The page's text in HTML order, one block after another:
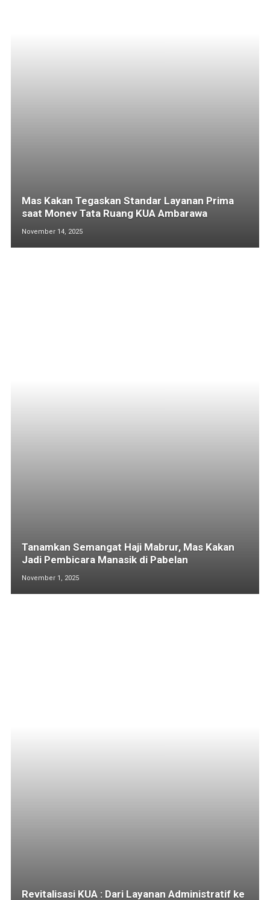
Mas Kakan Tegaskan Standar Layanan Prima
saat Monev Tata Ruang KUA Ambarawa
November 14, 2025
Tanamkan Semangat Haji Mabrur, Mas Kakan
Jadi Pembicara Manasik di Pabelan
November 1, 2025
Revitalisasi KUA : Dari Layanan Administratif ke